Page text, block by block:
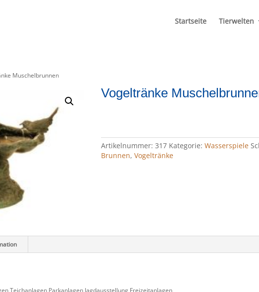
Startseite Tierwelten
Muschelbrunnen
Vogeltränke
Artikelnummer: 317 Kategorie: Wasserspiele
Brunnen, Vogeltränke